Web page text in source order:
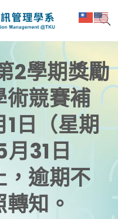
2學期獎勵
術競賽補
日（星期
月31日
，逾期不
知。